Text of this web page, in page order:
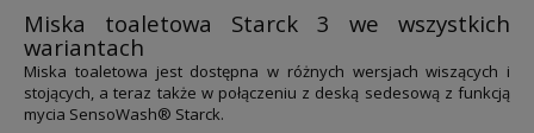
Miska toaletowa Starck 3 we wszystkich
wariantach
Miska toaletowa jest dostępna w różnych wersjach wiszących i
stojących, a teraz także w połączeniu z deską sedesową z funkcją
mycia SensoWash® Starck.